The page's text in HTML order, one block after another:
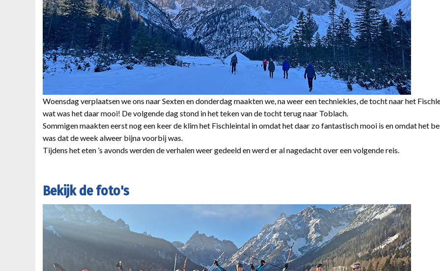
Woensdag verplaatsen we ons naar Sexten en donderdag maakten we, na weer een techniekles, de tocht naar het
wat was het daar mooi! De volgende dag stond in het teken van de tocht terug naar Toblach.
Sommigen maakten eerst nog een keer de klim het Fischleintal in omdat het daar zo fantastisch mooi is en omdat het
was dat de week alweer bijna voorbij was.
Tijdens het eten ’s avonds werden de verhalen weer gedeeld en werd er al nagedacht over een volgende reis.
Bekijk de foto's